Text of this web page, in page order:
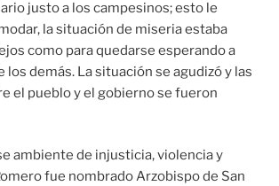
justo a los campesinos; esto le
la situación de miseria estaba
como para quedarse esperando a
los demás. La situación se agudizó y las
el pueblo y el gobierno se fueron
ambiente de injusticia, violencia y
fue nombrado Arzobispo de San